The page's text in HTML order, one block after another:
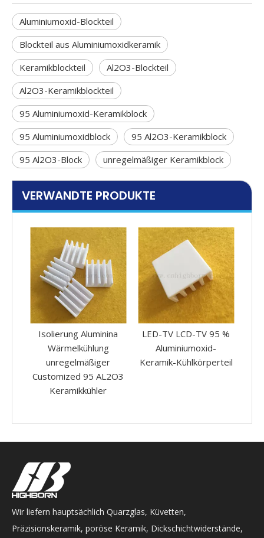
Aluminiumoxid-Blockteil
Blockteil aus Aluminiumoxidkeramik
Keramikblockteil
Al2O3-Blockteil
Al2O3-Keramikblockteil
95 Aluminiumoxid-Keramikblock
95 Aluminiumoxidblock
95 Al2O3-Keramikblock
95 Al2O3-Block
unregelmäßiger Keramikblock
VERWANDTE PRODUKTE
LED-TV LCD-TV 95 %
Aluminiumoxid-
Keramik-Kühlkörperteil
Isolierung 95 Alumina -
Stecker Customized
Unregelular Al2o3
Wir liefern hauptsächlich Quarzglas, Küvetten,
Präzisionskeramik, poröse Keramik, Dickschichtwiderstände,